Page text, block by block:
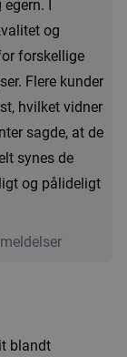
I
og
forskellige
Flere kunder
hvilket vidner
sagde, at de
synes de
og pålideligt
blandt